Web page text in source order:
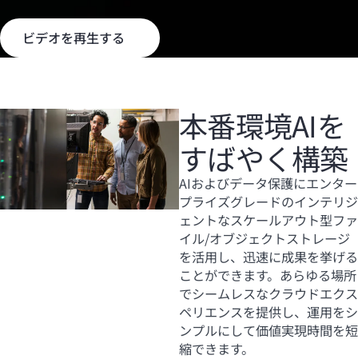
ビデオを再生する
本番環境AIを
すばやく構築
AIおよびデータ保護にエンター
プライズグレードのインテリジ
ェントなスケールアウト型ファ
イル/オブジェクトストレージ
を活用し、迅速に成果を挙げる
ことができます。あらゆる場所
でシームレスなクラウドエクス
ペリエンスを提供し、運用をシ
ンプルにして価値実現時間を短
縮できます。